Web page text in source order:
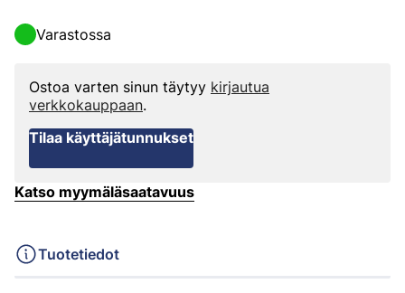
Varastossa
Ostoa varten sinun täytyy kirjautua
verkkokauppaan.
Tilaa käyttäjätunnukset
Katso myymäläsaatavuus
Tuotetiedot